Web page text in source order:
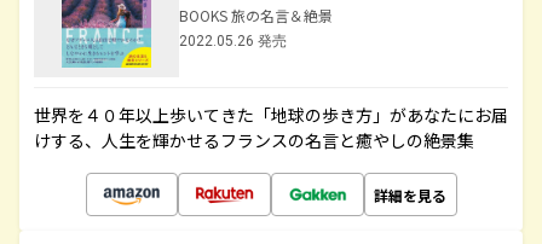
BOOKS 旅の名言＆絶景
2022.05.26 発売
世界を４０年以上歩いてきた「地球の歩き方」があなたにお届
けする、人生を輝かせるフランスの名言と癒やしの絶景集
詳細を見る